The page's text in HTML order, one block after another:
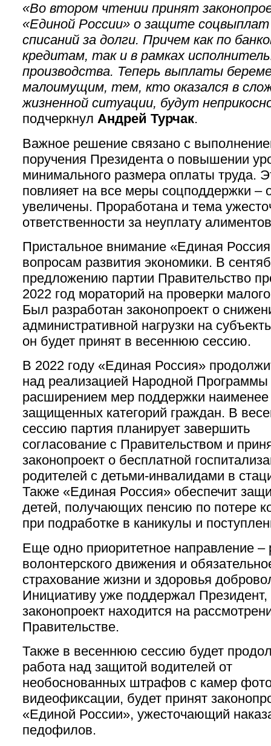
«Во втором чтении принят
«Единой России» о защите
списаний за долги. Причем как по
кредитам, так и в рамках
производства. Теперь выплаты
малоимущим, тем, кто оказался в
жизненной ситуации, будут
подчеркнул Андрей Турчак.
Важное решение связано с
поручения Президента о повышении
минимального размера оплаты труда.
повлияет на все меры соцподдержки –
увеличены. Проработана и тема
ответственности за неуплату
Пристальное внимание «Единая
вопросам развития экономики. В
предложению партии Правительство
2022 год мораторий на проверки
Был разработан законопроект о
административной нагрузки на
он будет принят в весеннюю сессию.
В 2022 году «Единая Россия»
над реализацией Народной Программы
расширением мер поддержки наименее
защищенных категорий граждан. В
сессию партия планирует завершить
согласование с Правительством и
законопроект о бесплатной
родителей с детьми-инвалидами в
Также «Единая Россия» обеспечит
детей, получающих пенсию по потере
при подработке в каникулы и
Еще одно приоритетное направление –
волонтерского движения и
страхование жизни и здоровья
Инициативу уже поддержал Президент,
законопроект находится на
Правительстве.
Также в весеннюю сессию будет
работа над защитой водителей от
необоснованных штрафов с камер
видеофиксации, будет принят
«Единой России», ужесточающий
педофилов.